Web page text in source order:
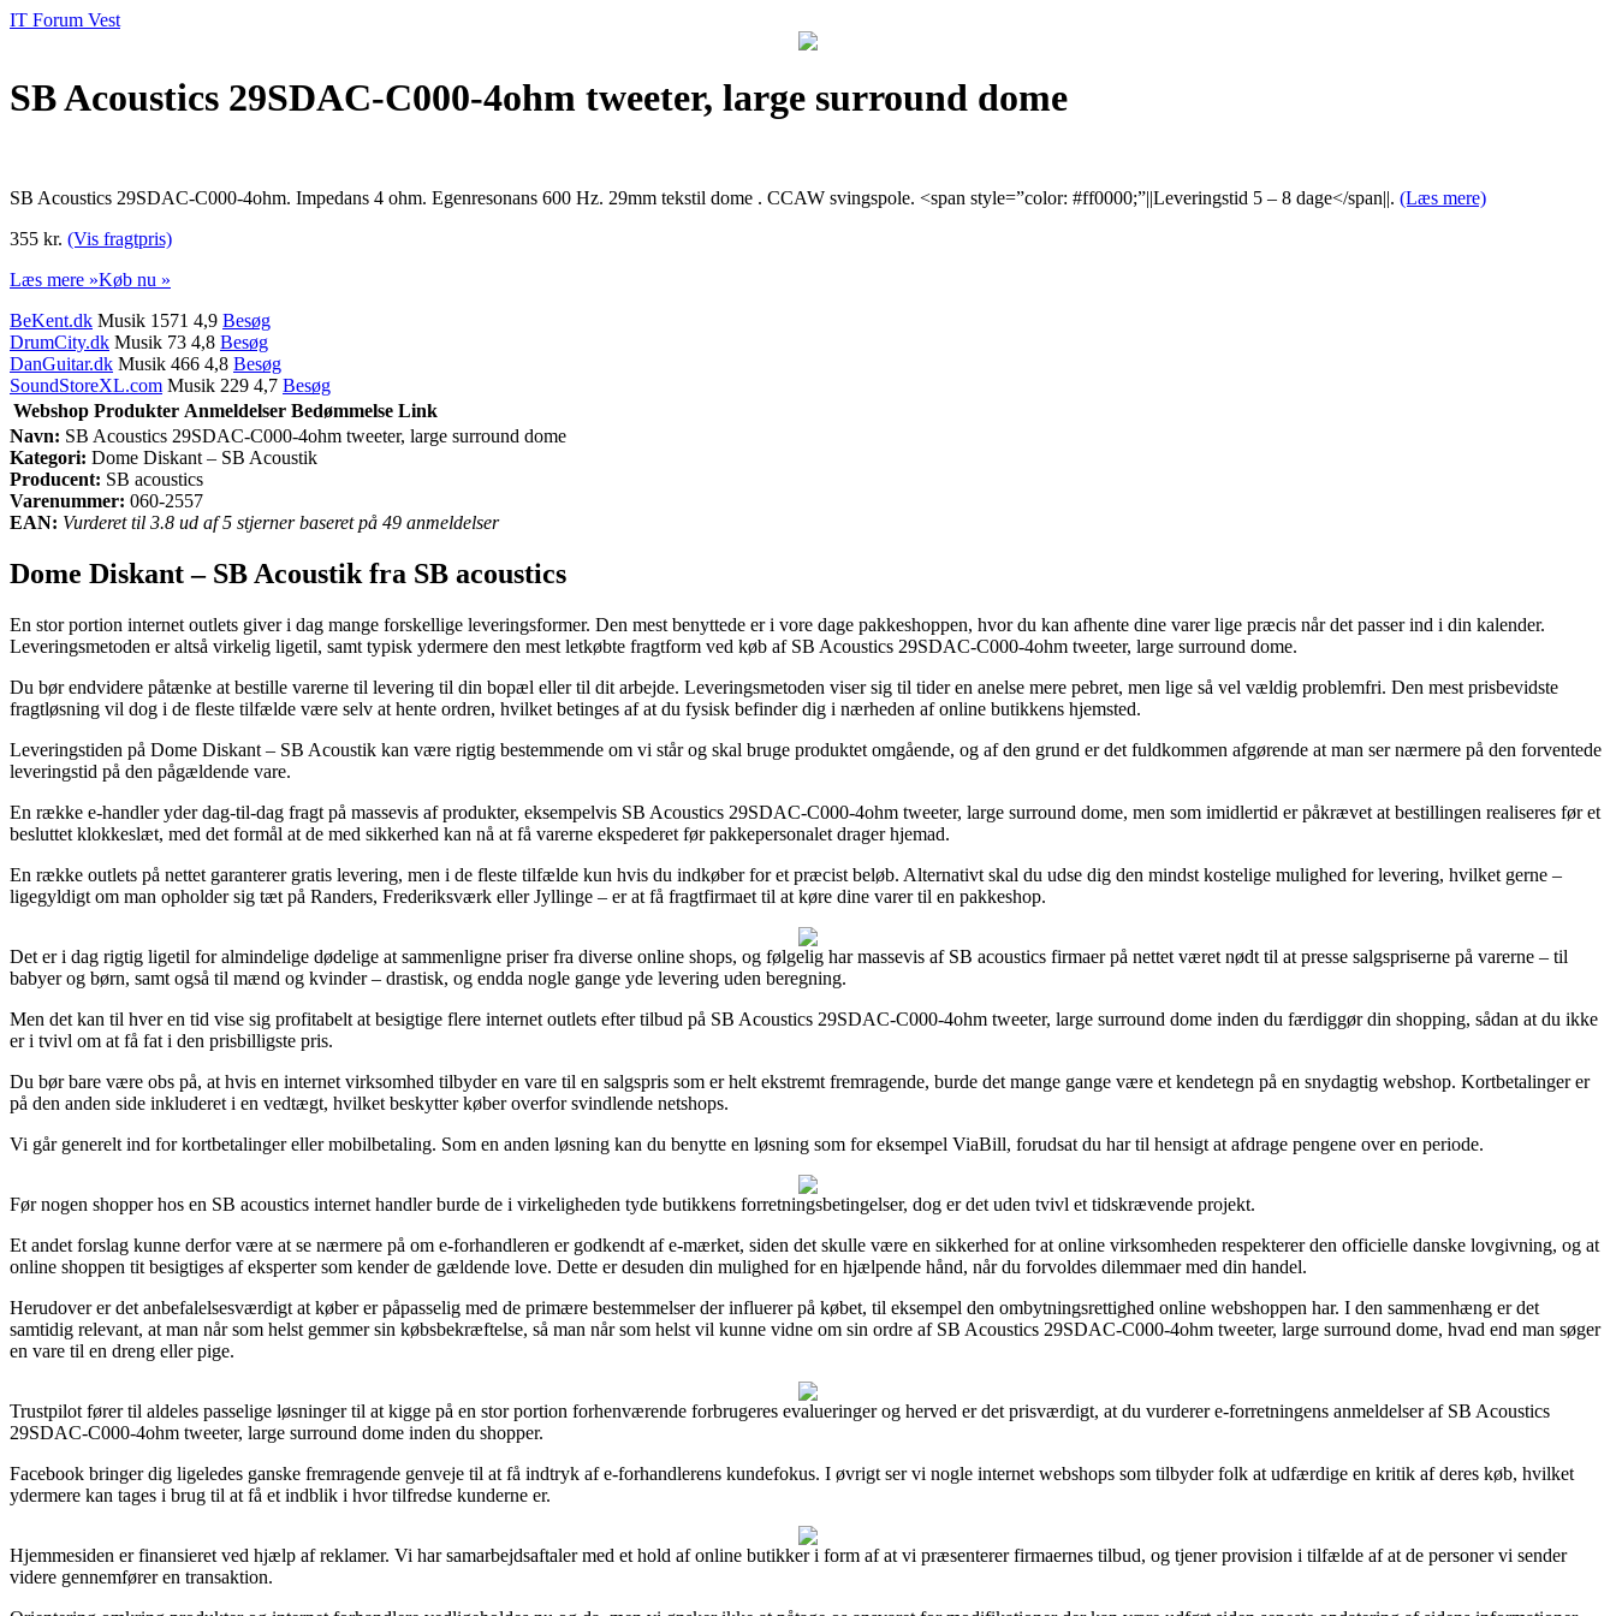
IT Forum Vest
SB Acoustics 29SDAC-C000-4ohm tweeter, large surround dome
SB Acoustics 29SDAC-C000-4ohm. Impedans 4 ohm. Egenresonans 600 Hz. 29mm tekstil dome . CCAW svingspole. <span style=”color: #ff0000;”||Leveringstid 5 – 8 dage</span||. (Læs mere)
355 kr. (Vis fragtpris)
Læs mere »Køb nu »
BeKent.dk Musik 1571 4,9 Besøg
DrumCity.dk Musik 73 4,8 Besøg
DanGuitar.dk Musik 466 4,8 Besøg
SoundStoreXL.com Musik 229 4,7 Besøg
Webshop Produkter Anmeldelser Bedømmelse Link
Navn: SB Acoustics 29SDAC-C000-4ohm tweeter, large surround dome
Kategori: Dome Diskant – SB Acoustik
Producent: SB acoustics
Varenummer: 060-2557
EAN: Vurderet til 3.8 ud af 5 stjerner baseret på 49 anmeldelser
Dome Diskant – SB Acoustik fra SB acoustics
En stor portion internet outlets giver i dag mange forskellige leveringsformer. Den mest benyttede er i vore dage pakkeshoppen, hvor du kan afhente dine varer lige præcis når det passer ind i din kalender.
Leveringsmetoden er altså virkelig ligetil, samt typisk ydermere den mest letkøbte fragtform ved køb af SB Acoustics 29SDAC-C000-4ohm tweeter, large surround dome.
Du bør endvidere påtænke at bestille varerne til levering til din bopæl eller til dit arbejde. Leveringsmetoden viser sig til tider en anelse mere pebret, men lige så vel vældig problemfri. Den mest prisbevidste
fragtløsning vil dog i de fleste tilfælde være selv at hente ordren, hvilket betinges af at du fysisk befinder dig i nærheden af online butikkens hjemsted.
Leveringstiden på Dome Diskant – SB Acoustik kan være rigtig bestemmende om vi står og skal bruge produktet omgående, og af den grund er det fuldkommen afgørende at man ser nærmere på den forventede
leveringstid på den pågældende vare.
En række e-handler yder dag-til-dag fragt på massevis af produkter, eksempelvis SB Acoustics 29SDAC-C000-4ohm tweeter, large surround dome, men som imidlertid er påkrævet at bestillingen realiseres før et
besluttet klokkeslæt, med det formål at de med sikkerhed kan nå at få varerne ekspederet før pakkepersonalet drager hjemad.
En række outlets på nettet garanterer gratis levering, men i de fleste tilfælde kun hvis du indkøber for et præcist beløb. Alternativt skal du udse dig den mindst kostelige mulighed for levering, hvilket gerne –
ligegyldigt om man opholder sig tæt på Randers, Frederiksværk eller Jyllinge – er at få fragtfirmaet til at køre dine varer til en pakkeshop.
Det er i dag rigtig ligetil for almindelige dødelige at sammenligne priser fra diverse online shops, og følgelig har massevis af SB acoustics firmaer på nettet været nødt til at presse salgspriserne på varerne – til
babyer og børn, samt også til mænd og kvinder – drastisk, og endda nogle gange yde levering uden beregning.
Men det kan til hver en tid vise sig profitabelt at besigtige flere internet outlets efter tilbud på SB Acoustics 29SDAC-C000-4ohm tweeter, large surround dome inden du færdiggør din shopping, sådan at du ikke
er i tvivl om at få fat i den prisbilligste pris.
Du bør bare være obs på, at hvis en internet virksomhed tilbyder en vare til en salgspris som er helt ekstremt fremragende, burde det mange gange være et kendetegn på en snydagtig webshop. Kortbetalinger er
på den anden side inkluderet i en vedtægt, hvilket beskytter køber overfor svindlende netshops.
Vi går generelt ind for kortbetalinger eller mobilbetaling. Som en anden løsning kan du benytte en løsning som for eksempel ViaBill, forudsat du har til hensigt at afdrage pengene over en periode.
Før nogen shopper hos en SB acoustics internet handler burde de i virkeligheden tyde butikkens forretningsbetingelser, dog er det uden tvivl et tidskrævende projekt.
Et andet forslag kunne derfor være at se nærmere på om e-forhandleren er godkendt af e-mærket, siden det skulle være en sikkerhed for at online virksomheden respekterer den officielle danske lovgivning, og at
online shoppen tit besigtiges af eksperter som kender de gældende love. Dette er desuden din mulighed for en hjælpende hånd, når du forvoldes dilemmaer med din handel.
Herudover er det anbefalelsesværdigt at køber er påpasselig med de primære bestemmelser der influerer på købet, til eksempel den ombytningsrettighed online webshoppen har. I den sammenhæng er det
samtidig relevant, at man når som helst gemmer sin købsbekræftelse, så man når som helst vil kunne vidne om sin ordre af SB Acoustics 29SDAC-C000-4ohm tweeter, large surround dome, hvad end man søger
en vare til en dreng eller pige.
Trustpilot fører til aldeles passelige løsninger til at kigge på en stor portion forhenværende forbrugeres evalueringer og herved er det prisværdigt, at du vurderer e-forretningens anmeldelser af SB Acoustics
29SDAC-C000-4ohm tweeter, large surround dome inden du shopper.
Facebook bringer dig ligeledes ganske fremragende genveje til at få indtryk af e-forhandlerens kundefokus. I øvrigt ser vi nogle internet webshops som tilbyder folk at udfærdige en kritik af deres køb, hvilket
ydermere kan tages i brug til at få et indblik i hvor tilfredse kunderne er.
Hjemmesiden er finansieret ved hjælp af reklamer. Vi har samarbejdsaftaler med et hold af online butikker i form af at vi præsenterer firmaernes tilbud, og tjener provision i tilfælde af at de personer vi sender
videre gennemfører en transaktion.